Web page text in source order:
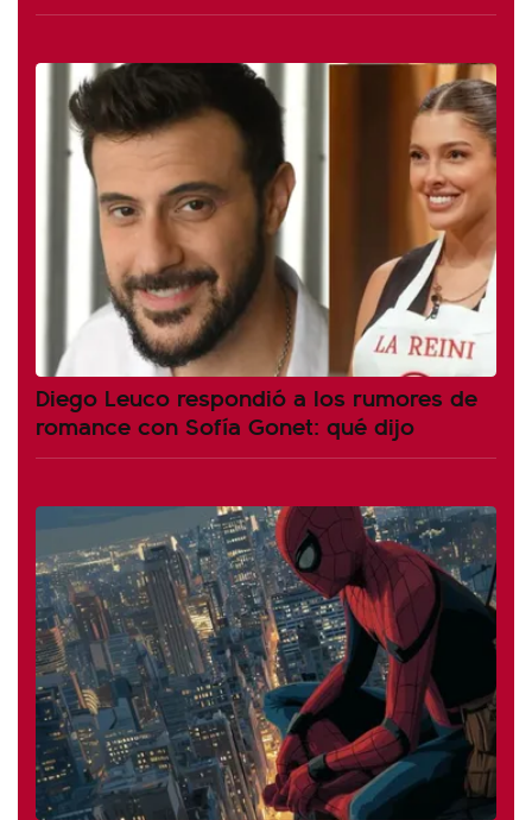
Diego Leuco respondió a los rumores de
romance con Sofía Gonet: qué dijo